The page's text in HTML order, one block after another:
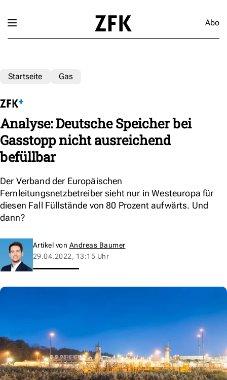
Abo
Startseite Gas
Analyse: Deutsche Speicher bei
Gasstopp nicht ausreichend
befüllbar
Der Verband der Europäischen
Fernleitungsnetzbetreiber sieht nur in Westeuropa für
diesen Fall Füllstände von 80 Prozent aufwärts. Und
dann?
Artikel von Andreas Baumer
29.04.2022, 13:15 Uhr